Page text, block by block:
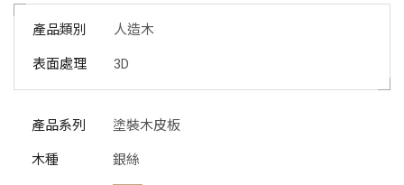
產品類別 人造木
表面處理 3D
產品系列 塗裝木皮板
木種 銀絲